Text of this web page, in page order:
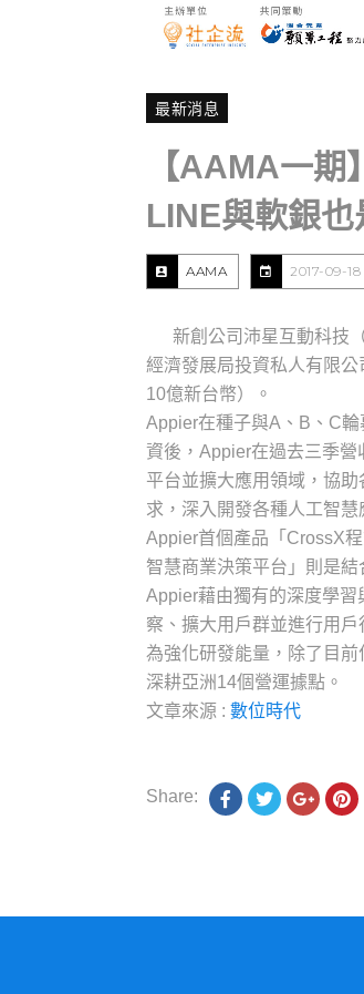
最新消息
【AAMA一
LINE與軟銀
AAMA 2017-09-18
新創公司沛星互動科技
經濟發展局投資私人有限
10億新台幣）。
Appier在種子與A、B、C
資後，Appier在過去三季營
平台並擴大應用領域，協
求，深入開發各種人工智慧
Appier首個產品「CrossX
智慧商業決策平台」則是
Appier藉由獨有的深度學習
察、擴大用戶群並進行用戶
為強化研發能量，除了目
深耕亞洲14個營運據點。
文章來源 : 數位時代
Share: